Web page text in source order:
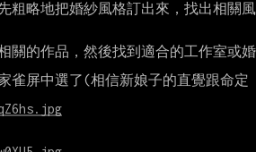
粗略地把婚紗風格訂出來，找出相關風
關的作品，然後找到適合的工作室或婚
雀屏中選了(相信新娘子的直覺跟命定